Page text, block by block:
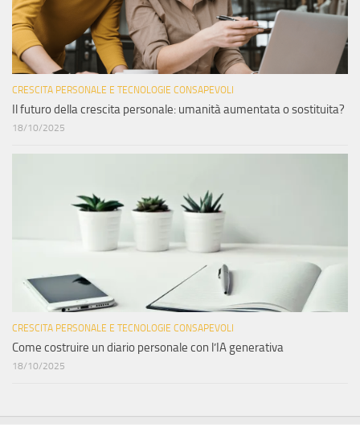
CRESCITA PERSONALE E TECNOLOGIE CONSAPEVOLI
Il futuro della crescita personale: umanità aumentata o sostituita?
18/10/2025
CRESCITA PERSONALE E TECNOLOGIE CONSAPEVOLI
Come costruire un diario personale con l’IA generativa
18/10/2025